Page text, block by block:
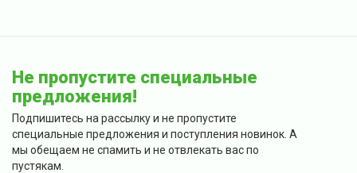
Не пропустите специальные
предложения!
Подпишитесь на рассылку и не пропустите
специальные предложения и поступления новинок. А
мы обещаем не спамить и не отвлекать вас по
пустякам.